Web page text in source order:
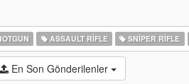
ASSAULT RIFLE SNIPER RIFLE
En Son Gönderilenler